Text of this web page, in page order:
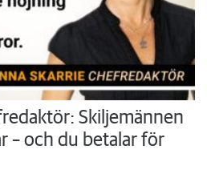
Skiljemännen
– och du betalar för